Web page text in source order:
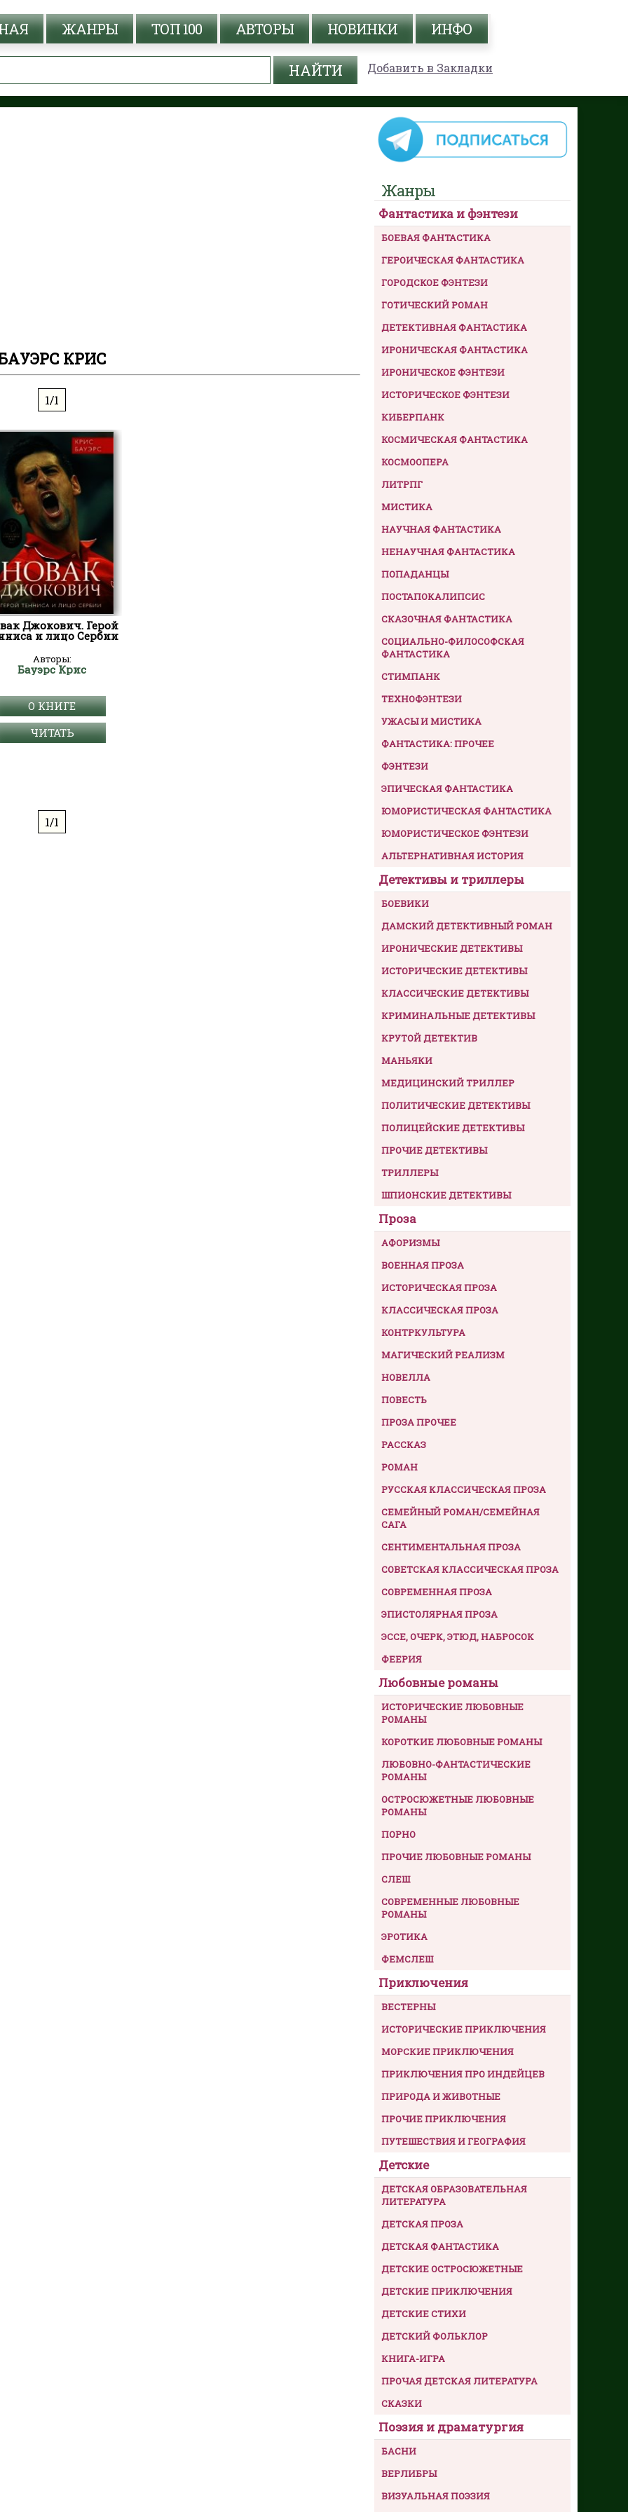
ЖАНРЫ ТОП 100 АВТОРЫ НОВИНКИ ИНФО
Добавить в Закладки
КРИС
1/1
Джокович. Герой
и лицо Сербии
Авторы:
Бауэрс Крис
О КНИГЕ
ЧИТАТЬ
1/1
Жанры
Фантастика и фэнтези
БОЕВАЯ ФАНТАСТИКА
ГЕРОИЧЕСКАЯ ФАНТАСТИКА
ГОРОДСКОЕ ФЭНТЕЗИ
ГОТИЧЕСКИЙ РОМАН
ДЕТЕКТИВНАЯ ФАНТАСТИКА
ИРОНИЧЕСКАЯ ФАНТАСТИКА
ИРОНИЧЕСКОЕ ФЭНТЕЗИ
ИСТОРИЧЕСКОЕ ФЭНТЕЗИ
КИБЕРПАНК
КОСМИЧЕСКАЯ ФАНТАСТИКА
КОСМООПЕРА
ЛИТРПГ
МИСТИКА
НАУЧНАЯ ФАНТАСТИКА
НЕНАУЧНАЯ ФАНТАСТИКА
ПОПАДАНЦЫ
ПОСТАПОКАЛИПСИС
СКАЗОЧНАЯ ФАНТАСТИКА
СОЦИАЛЬНО-ФИЛОСОФСКАЯ
ФАНТАСТИКА
СТИМПАНК
ТЕХНОФЭНТЕЗИ
УЖАСЫ И МИСТИКА
ФАНТАСТИКА: ПРОЧЕЕ
ФЭНТЕЗИ
ЭПИЧЕСКАЯ ФАНТАСТИКА
ЮМОРИСТИЧЕСКАЯ ФАНТАСТИКА
ЮМОРИСТИЧЕСКОЕ ФЭНТЕЗИ
АЛЬТЕРНАТИВНАЯ ИСТОРИЯ
Детективы и триллеры
БОЕВИКИ
ДАМСКИЙ ДЕТЕКТИВНЫЙ РОМАН
ИРОНИЧЕСКИЕ ДЕТЕКТИВЫ
ИСТОРИЧЕСКИЕ ДЕТЕКТИВЫ
КЛАССИЧЕСКИЕ ДЕТЕКТИВЫ
КРИМИНАЛЬНЫЕ ДЕТЕКТИВЫ
КРУТОЙ ДЕТЕКТИВ
МАНЬЯКИ
МЕДИЦИНСКИЙ ТРИЛЛЕР
ПОЛИТИЧЕСКИЕ ДЕТЕКТИВЫ
ПОЛИЦЕЙСКИЕ ДЕТЕКТИВЫ
ПРОЧИЕ ДЕТЕКТИВЫ
ТРИЛЛЕРЫ
ШПИОНСКИЕ ДЕТЕКТИВЫ
Проза
АФОРИЗМЫ
ВОЕННАЯ ПРОЗА
ИСТОРИЧЕСКАЯ ПРОЗА
КЛАССИЧЕСКАЯ ПРОЗА
КОНТРКУЛЬТУРА
МАГИЧЕСКИЙ РЕАЛИЗМ
НОВЕЛЛА
ПОВЕСТЬ
ПРОЗА ПРОЧЕЕ
РАССКАЗ
РОМАН
РУССКАЯ КЛАССИЧЕСКАЯ ПРОЗА
СЕМЕЙНЫЙ РОМАН/СЕМЕЙНАЯ
САГА
СЕНТИМЕНТАЛЬНАЯ ПРОЗА
СОВЕТСКАЯ КЛАССИЧЕСКАЯ ПРОЗА
СОВРЕМЕННАЯ ПРОЗА
ЭПИСТОЛЯРНАЯ ПРОЗА
ЭССЕ, ОЧЕРК, ЭТЮД, НАБРОСОК
ФЕЕРИЯ
Любовные романы
ИСТОРИЧЕСКИЕ ЛЮБОВНЫЕ
РОМАНЫ
КОРОТКИЕ ЛЮБОВНЫЕ РОМАНЫ
ЛЮБОВНО-ФАНТАСТИЧЕСКИЕ
РОМАНЫ
ОСТРОСЮЖЕТНЫЕ ЛЮБОВНЫЕ
РОМАНЫ
ПОРНО
ПРОЧИЕ ЛЮБОВНЫЕ РОМАНЫ
СЛЕШ
СОВРЕМЕННЫЕ ЛЮБОВНЫЕ
РОМАНЫ
ЭРОТИКА
ФЕМСЛЕШ
Приключения
ВЕСТЕРНЫ
ИСТОРИЧЕСКИЕ ПРИКЛЮЧЕНИЯ
МОРСКИЕ ПРИКЛЮЧЕНИЯ
ПРИКЛЮЧЕНИЯ ПРО ИНДЕЙЦЕВ
ПРИРОДА И ЖИВОТНЫЕ
ПРОЧИЕ ПРИКЛЮЧЕНИЯ
ПУТЕШЕСТВИЯ И ГЕОГРАФИЯ
Детские
ДЕТСКАЯ ОБРАЗОВАТЕЛЬНАЯ
ЛИТЕРАТУРА
ДЕТСКАЯ ПРОЗА
ДЕТСКАЯ ФАНТАСТИКА
ДЕТСКИЕ ОСТРОСЮЖЕТНЫЕ
ДЕТСКИЕ ПРИКЛЮЧЕНИЯ
ДЕТСКИЕ СТИХИ
ДЕТСКИЙ ФОЛЬКЛОР
КНИГА-ИГРА
ПРОЧАЯ ДЕТСКАЯ ЛИТЕРАТУРА
СКАЗКИ
Поэзия и драматургия
БАСНИ
ВЕРЛИБРЫ
ВИЗУАЛЬНАЯ ПОЭЗИЯ